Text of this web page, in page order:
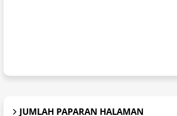
JUMLAH PAPARAN HALAMAN